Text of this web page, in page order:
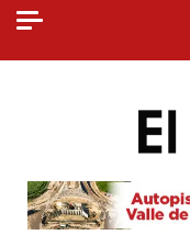
Skip
content